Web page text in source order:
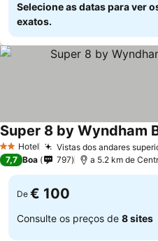
Selecione as datas para ver
exatos.
2 Estrelas
Hotel Vistas dos andares
Super 8 by Wyndham
7,7 Boa 797 a 5.2 km de
De € 100
Consulte os preços de 8 sites